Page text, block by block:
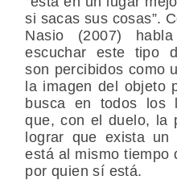
si sacas sus cosas”.
Nasio (2007)
escuchar este tipo
son percibidos como
la imagen del objeto
busca en todos los
que, con el duelo, la
lograr que exista
está al mismo tiempo
por quien sí está.